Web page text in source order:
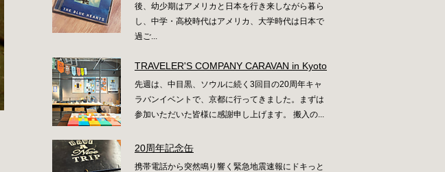
後、幼少期はアメリカと日本を行き来しながら暮ら
し、中学・高校時代はアメリカ、大学時代は日本で
過ご...
TRAVELER'S COMPANY CARAVAN in Kyoto
先週は、中目黒、ソウルに続く3回目の20周年キャ
ラバンイベントで、京都に行ってきました。まずは
参加いただいた皆様に感謝申し上げます。 搬入の...
20周年記念缶
携帯電話から突然鳴り響く緊急地震速報にドキっと